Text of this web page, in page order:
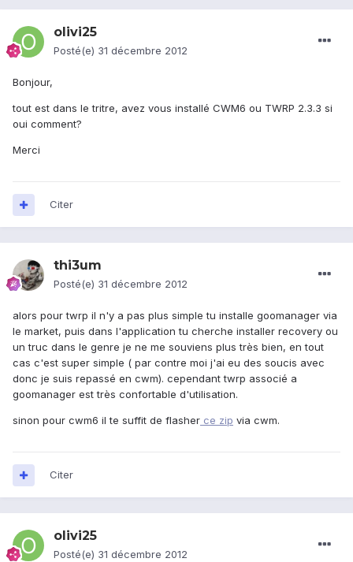
olivi25
Posté(e) 31 décembre 2012
Bonjour,
tout est dans le tritre, avez vous installé CWM6 ou TWRP 2.3.3 si
oui comment?
Merci
Citer
thi3um
Posté(e) 31 décembre 2012
alors pour twrp il n'y a pas plus simple tu installe goomanager via
le market, puis dans l'application tu cherche installer recovery ou
un truc dans le genre je ne me souviens plus très bien, en tout
cas c'est super simple ( par contre moi j'ai eu des soucis avec
donc je suis repassé en cwm). cependant twrp associé a
goomanager est très confortable d'utilisation.
sinon pour cwm6 il te suffit de flasher ce zip via cwm.
Citer
olivi25
Posté(e) 31 décembre 2012